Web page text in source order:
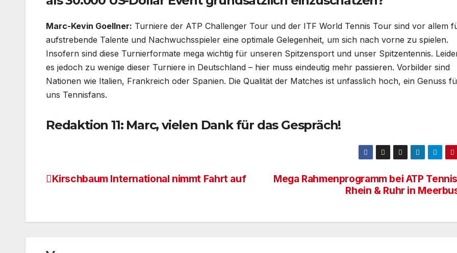
Marc-Kevin Goellner: Turniere der ATP Challenger Tour und der ITF World Tennis Tour sind vor allem
aufstrebende Talente und Nachwuchsspieler eine optimale Gelegenheit, um sich nach vorne zu spielen.
Insofern sind diese Turnierformate mega wichtig für unseren Spitzensport und unser Spitzentennis.
es jedoch zu wenige dieser Turniere in Deutschland – hier muss eindeutig mehr passieren. Vorbilder sind
Nationen wie Italien, Frankreich oder Spanien. Die Qualität der Matches ist unfasslich hoch, ein Genuss
uns Tennisfans.
Redaktion 11: Marc, vielen Dank für das Gespräch!
Beitragsnavigation
Mega Rahmenprogramm bei ATP
Rhein & Ruhr in
Kirschbaum International nimmt Fahrt auf